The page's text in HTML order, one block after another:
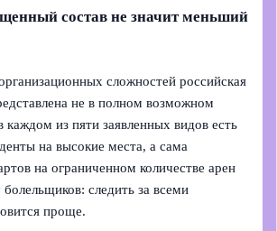
состав не значит меньший
сложностей российская
не в полном возможном
из пяти заявленных видов есть
на высокие места, а сама
на ограниченном количестве арен
следить за всеми
проще.